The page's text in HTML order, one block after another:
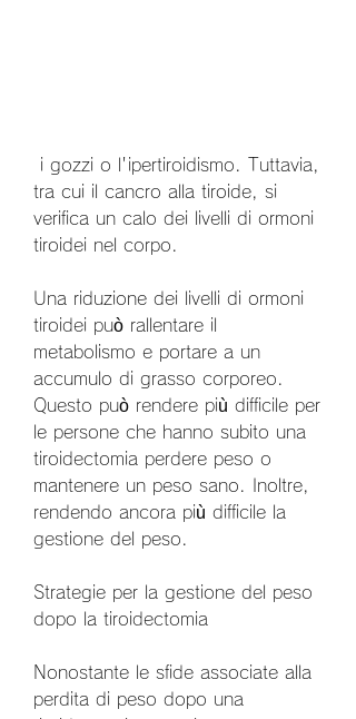
tra cui il cancro alla tiroide, si
verifica un calo dei livelli di ormoni
tiroidei nel corpo.
Una riduzione dei livelli di ormoni
tiroidei può rallentare il
metabolismo e portare a un
accumulo di grasso corporeo.
Questo può rendere più difficile per
le persone che hanno subito una
tiroidectomia perdere peso o
mantenere un peso sano. Inoltre,
rendendo ancora più difficile la
gestione del peso.
Strategie per la gestione del peso
dopo la tiroidectomia
Nonostante le sfide associate alla
perdita di peso dopo una